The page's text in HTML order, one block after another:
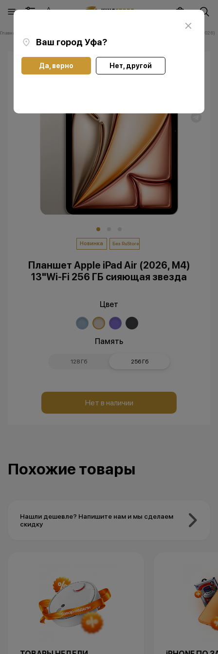
Ваш город Уфа?
Да, верно Нет, другой
Главная Планшеты Apple iPad Air 13 (2026)
Новинка Без RuStore
Планшет Apple iPad Air (2026, M4)
13"Wi-Fi 256 ГБ сияющая звезда
Цвет
Память
128 Гб 256 Гб
Нет в наличии
Похожие товары
Нашли дешевле? Напишите нам и мы сделаем
скидку